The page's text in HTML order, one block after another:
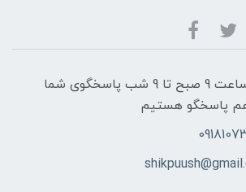
هفت روز هفته ،از ساعت 9 صبح تا 9 شب پاسخگوی شما
پاسخگو هستیم